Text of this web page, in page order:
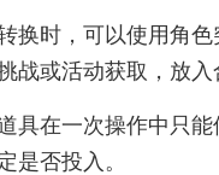
换时，可以使用角
战或活动获取，放入
具在一次操作中只
是否投入。